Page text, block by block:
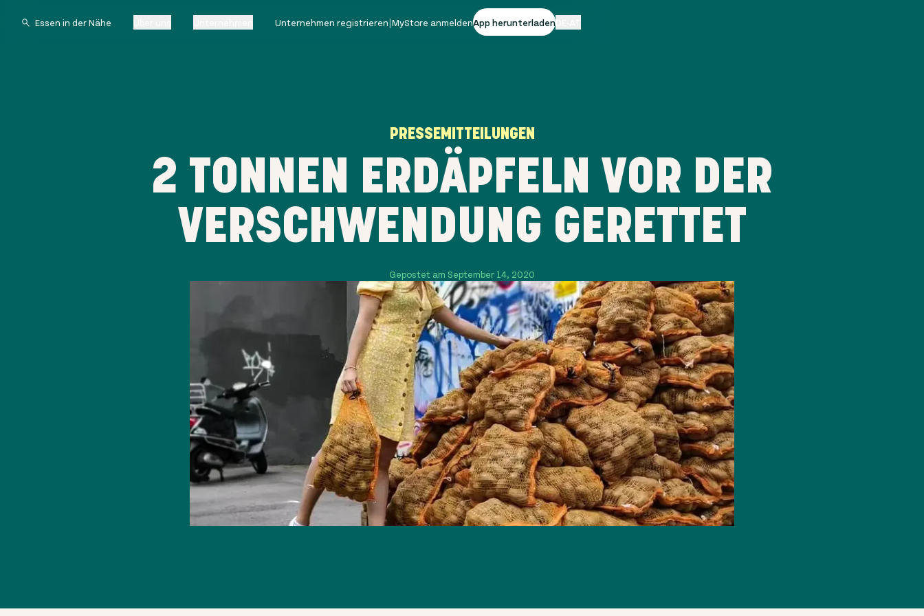
Unternehmen registrieren|MyStore anmeldenApp herunterladen
PRESSEMITTEILUNGEN
2 TONNEN ERDÄPFELN VOR DER
VERSCHWENDUNG GERETTET
Gepostet am September 14, 2020